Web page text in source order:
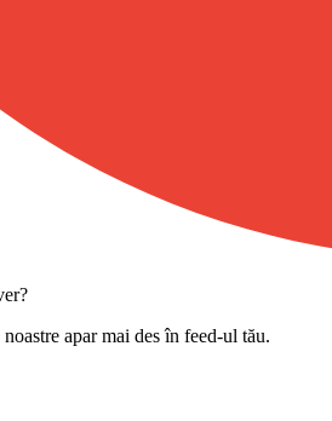
apar mai des în feed-ul tău.